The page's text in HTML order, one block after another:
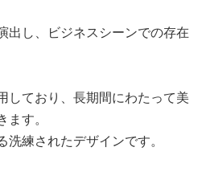
出し、ビジネスシーンでの存在
しており、長期間にわたって美
す。
練されたデザインです。